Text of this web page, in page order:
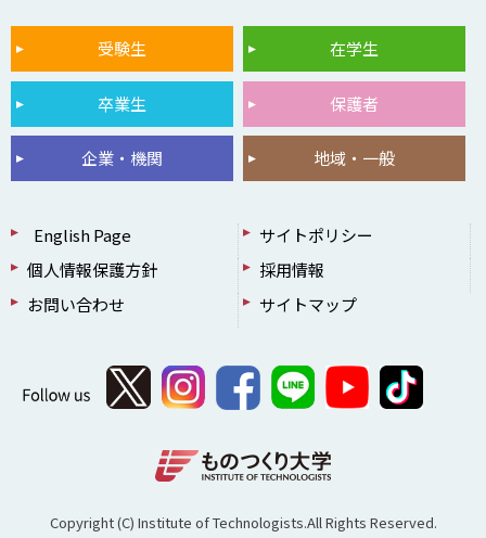
受験生 在学生
卒業生 保護者
企業・機関 地域・一般
English Page
サイトポリシー
個人情報保護方針
採用情報
お問い合わせ
サイトマップ
Copyright (C) Institute of Technologists.All Rights Reserved.